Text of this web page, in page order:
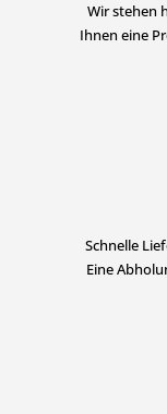
Wir stehen
Ihnen eine
Schnelle
Eine